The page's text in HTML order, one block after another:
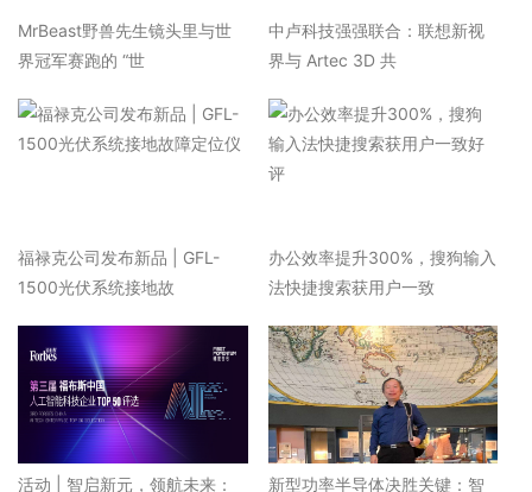
MrBeast野兽先生镜头里与世
界冠军赛跑的 “世
中卢科技强强联合：联想新视
界与 Artec 3D 共
福禄克公司发布新品 | GFL-
1500光伏系统接地故
办公效率提升300%，搜狗输入
法快捷搜索获用户一致
活动 | 智启新元，领航未来： 新型功率半导体决胜关键：智